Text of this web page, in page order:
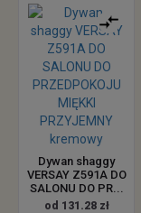
Dywan shaggy
VERSAY Z591A DO
SALONU DO PR...
od 131.28 zł